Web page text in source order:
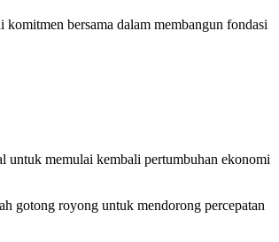
bersama dalam membangun fondasi
untuk memulai kembali pertumbuhan ekonomi
gotong royong untuk mendorong percepatan